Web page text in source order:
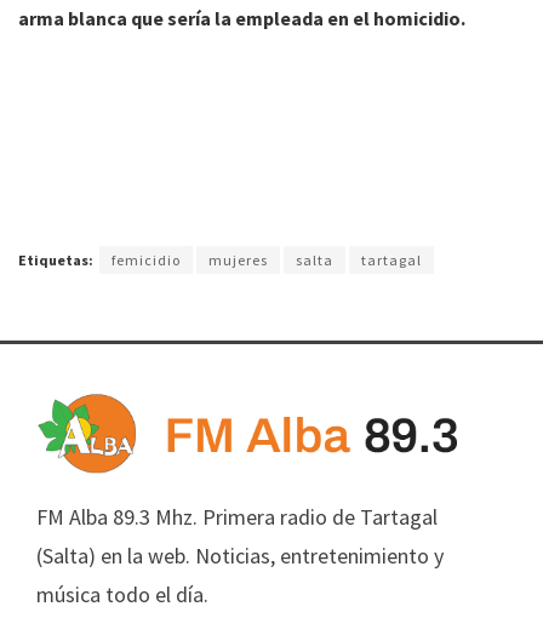
arma blanca que sería la empleada en el homicidio.
Etiquetas: femicidio mujeres salta tartagal
FM Alba 89.3 Mhz. Primera radio de Tartagal
(Salta) en la web. Noticias, entretenimiento y
música todo el día.